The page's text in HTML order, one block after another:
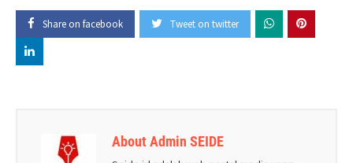
Share on facebook Tweet on twitter
About Admin SEIDE